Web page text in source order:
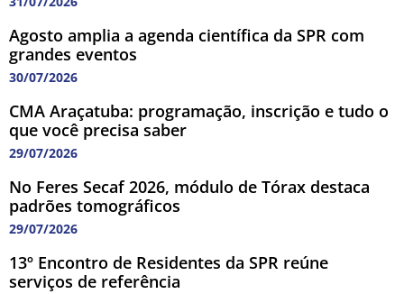
Agosto amplia a agenda científica da SPR com
grandes eventos
30/07/2026
CMA Araçatuba: programação, inscrição e tudo o
que você precisa saber
29/07/2026
No Feres Secaf 2026, módulo de Tórax destaca
padrões tomográficos
29/07/2026
13º Encontro de Residentes da SPR reúne
serviços de referência